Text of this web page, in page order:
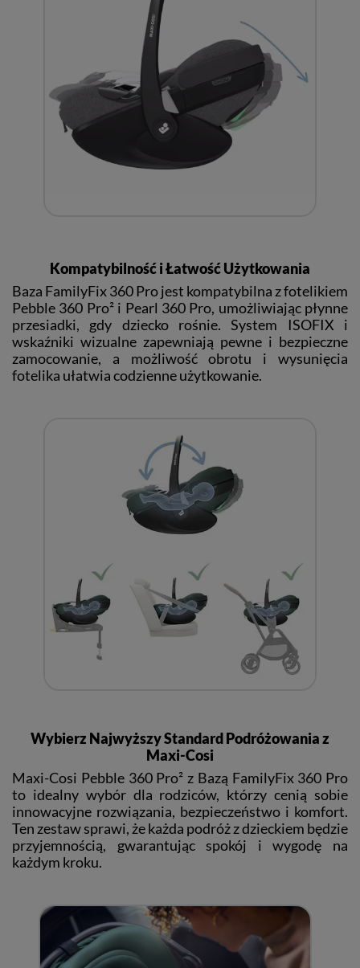
Kompatybilność i Łatwość Użytkowania
Baza FamilyFix 360 Pro jest kompatybilna z fotelikiem
Pebble 360 Pro² i Pearl 360 Pro, umożliwiając płynne
przesiadki, gdy dziecko rośnie. System ISOFIX i
wskaźniki wizualne zapewniają pewne i bezpieczne
zamocowanie, a możliwość obrotu i wysunięcia
fotelika ułatwia codzienne użytkowanie.
Wybierz Najwyższy Standard Podróżowania z
Maxi-Cosi
Maxi-Cosi Pebble 360 Pro² z Bazą FamilyFix 360 Pro
to idealny wybór dla rodziców, którzy cenią sobie
innowacyjne rozwiązania, bezpieczeństwo i komfort.
Ten zestaw sprawi, że każda podróż z dzieckiem będzie
przyjemnością, gwarantując spokój i wygodę na
każdym kroku.